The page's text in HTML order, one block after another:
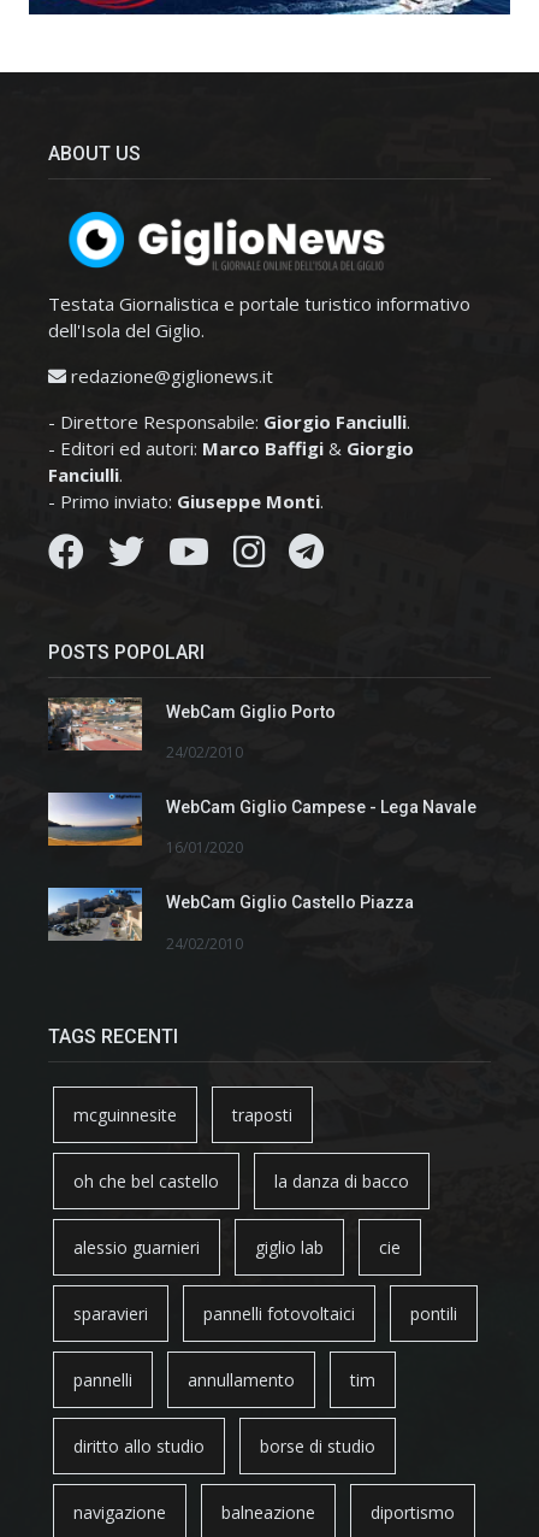
ABOUT US
Testata Giornalistica e portale turistico informativo
dell'Isola del Giglio.
redazione@giglionews.it
- Direttore Responsabile: Giorgio Fanciulli.
- Editori ed autori: Marco Baffigi & Giorgio
Fanciulli.
- Primo inviato: Giuseppe Monti.
POSTS POPOLARI
WebCam Giglio Porto
24/02/2010
WebCam Giglio Campese - Lega Navale
16/01/2020
WebCam Giglio Castello Piazza
24/02/2010
TAGS RECENTI
mcguinnesite traposti
oh che bel castello la danza di bacco
alessio guarnieri giglio lab cie
sparavieri pannelli fotovoltaici pontili
pannelli annullamento tim
diritto allo studio borse di studio
navigazione balneazione diportismo